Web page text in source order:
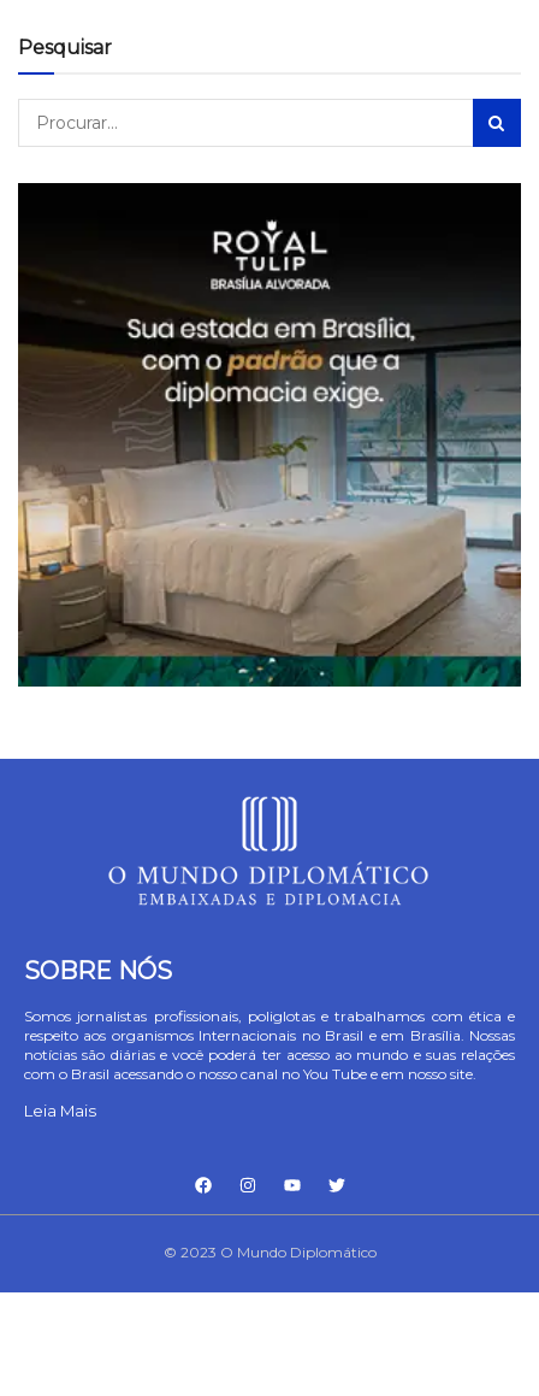
Pesquisar
SOBRE NÓS
Somos jornalistas profissionais, poliglotas e trabalhamos com ética e
respeito aos organismos Internacionais no Brasil e em Brasília. Nossas
notícias são diárias e você poderá ter acesso ao mundo e suas relações
com o Brasil acessando o nosso canal no You Tube e em nosso site.
Leia Mais
© 2023 O Mundo Diplomático